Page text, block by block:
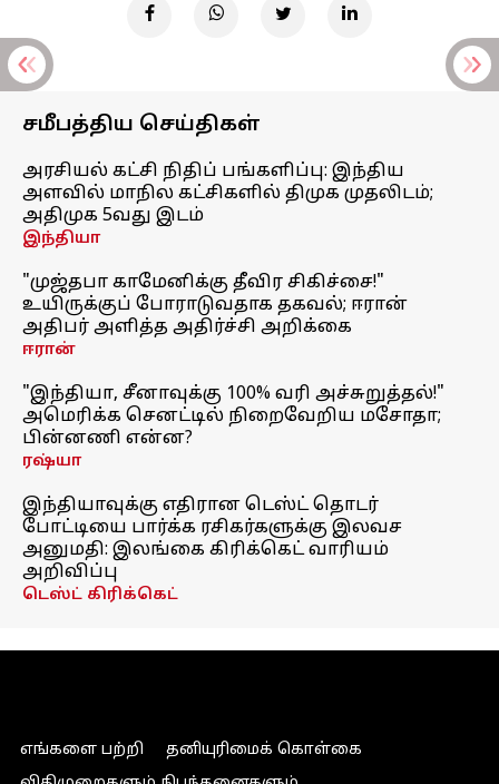
சமீபத்திய செய்திகள்
அரசியல் கட்சி நிதிப் பங்களிப்பு: இந்திய
அளவில் மாநில கட்சிகளில் திமுக முதலிடம்;
அதிமுக 5வது இடம்
இந்தியா
"முஜ்தபா காமேனிக்கு தீவிர சிகிச்சை!"
உயிருக்குப் போராடுவதாக தகவல்; ஈரான்
அதிபர் அளித்த அதிர்ச்சி அறிக்கை
ஈரான்
"இந்தியா, சீனாவுக்கு 100% வரி அச்சுறுத்தல்!"
அமெரிக்க செனட்டில் நிறைவேறிய மசோதா;
பின்னணி என்ன?
ரஷ்யா
இந்தியாவுக்கு எதிரான டெஸ்ட் தொடர்
போட்டியை பார்க்க ரசிகர்களுக்கு இலவச
அனுமதி: இலங்கை கிரிக்கெட் வாரியம்
அறிவிப்பு
டெஸ்ட் கிரிக்கெட்
எங்களை பற்றி
தனியுரிமைக் கொள்கை